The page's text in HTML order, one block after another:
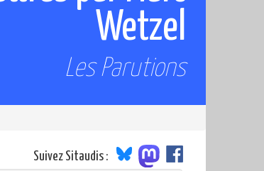
Wetzel
Les Parutions
Suivez Sitaudis :